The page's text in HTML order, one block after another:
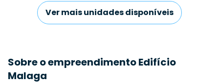
Ver mais unidades disponíveis
Sobre o empreendimento Edifício
Malaga